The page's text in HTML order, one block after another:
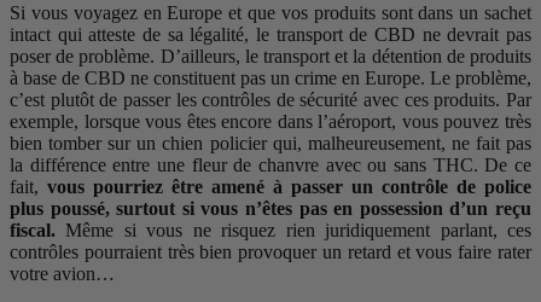
Si vous voyagez en Europe et que vos produits sont dans un sachet
intact qui atteste de sa légalité, le transport de CBD ne devrait pas
poser de problème. D’ailleurs, le transport et la détention de produits
à base de CBD ne constituent pas un crime en Europe. Le problème,
c’est plutôt de passer les contrôles de sécurité avec ces produits. Par
exemple, lorsque vous êtes encore dans l’aéroport, vous pouvez très
bien tomber sur un chien policier qui, malheureusement, ne fait pas
la différence entre une fleur de chanvre avec ou sans THC. De ce
fait, vous pourriez être amené à passer un contrôle de police
plus poussé, surtout si vous n’êtes pas en possession d’un reçu
fiscal. Même si vous ne risquez rien juridiquement parlant, ces
contrôles pourraient très bien provoquer un retard et vous faire rater
votre avion…